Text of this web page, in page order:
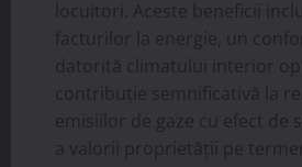
locuitori. Aceste beneficii
facturilor la energie, un
datorită climatului interior
contribuție semnificativă la
emisiilor de gaze cu efect de
a valorii proprietății pe